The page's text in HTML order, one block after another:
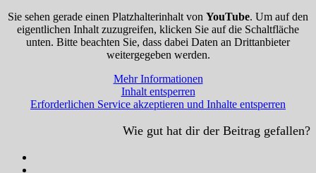
Sie sehen gerade einen Platzhalterinhalt von YouTube. Um auf den
eigentlichen Inhalt zuzugreifen, klicken Sie auf die Schaltfläche
unten. Bitte beachten Sie, dass dabei Daten an Drittanbieter
weitergegeben werden.
Mehr Informationen
Inhalt entsperren
Erforderlichen Service akzeptieren und Inhalte entsperren
Wie gut hat dir der Beitrag gefallen?